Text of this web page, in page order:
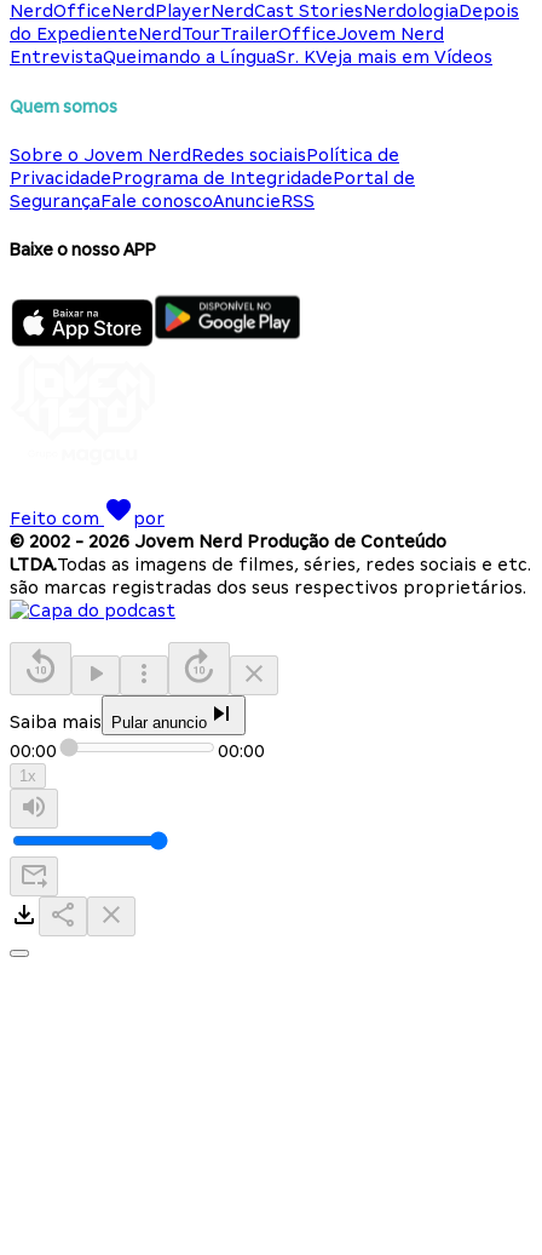
NerdOfficeNerdPlayerNerdCast StoriesNerdologiaDepois
do ExpedienteNerdTourTrailerOfficeJovem Nerd
EntrevistaQueimando a LínguaSr. KVeja mais em Vídeos
Quem somos
Sobre o Jovem NerdRedes sociaisPolítica de
PrivacidadePrograma de IntegridadePortal de
SegurançaFale conoscoAnuncieRSS
Baixe o nosso APP
Feito com
por
© 2002 - 2026 Jovem Nerd Produção de Conteúdo
LTDA.Todas as imagens de filmes, séries, redes sociais e etc.
são marcas registradas dos seus respectivos proprietários.
Saiba mais Pular anuncio
00:00 00:00
1x